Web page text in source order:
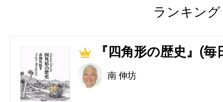
ランキング
1 『四角形の歴史』(毎
南 伸坊